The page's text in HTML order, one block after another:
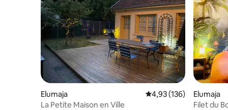
Elumaja Keskmine hinnang
4,93 (136)
La Petite Maison en Ville
Elumaja
Filet du